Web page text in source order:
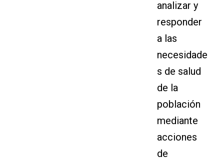
analizar y
responder
a las
necesidade
s de salud
de la
población
mediante
acciones
de